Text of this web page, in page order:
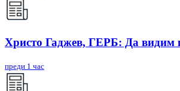
Христо Гаджев, ГЕРБ: Да видим
преди 1 час